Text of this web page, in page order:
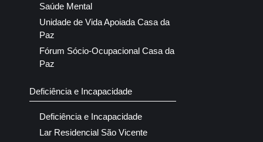
Saúde Mental
Unidade de Vida Apoiada Casa da
Paz
Fórum Sócio-Ocupacional Casa da
Paz
Deficiência e Incapacidade
Deficiência e Incapacidade
Lar Residencial São Vicente